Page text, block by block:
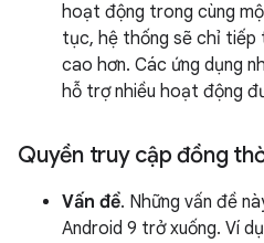
hoạt động trong cùng
tục, hệ thống sẽ chỉ
cao hơn. Các ứng dụng
hỗ trợ nhiều hoạt động
Quyền truy cập đồng
Vấn đề. Những vấn đề
Android 9 trở xuống. Ví